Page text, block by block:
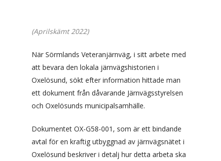
(Aprilskämt 2022)
När Sörmlands Veteranjärnväg, i sitt arbete med
att bevara den lokala järnvägshistorien i
Oxelösund, sökt efter information hittade man
ett dokument från dåvarande Järnvägsstyrelsen
och Oxelösunds municipalsamhälle.
Dokumentet OX-G58-001, som är ett bindande
avtal för en kraftig utbyggnad av järnvägsnätet i
Oxelösund beskriver i detalj hur detta arbeta ska